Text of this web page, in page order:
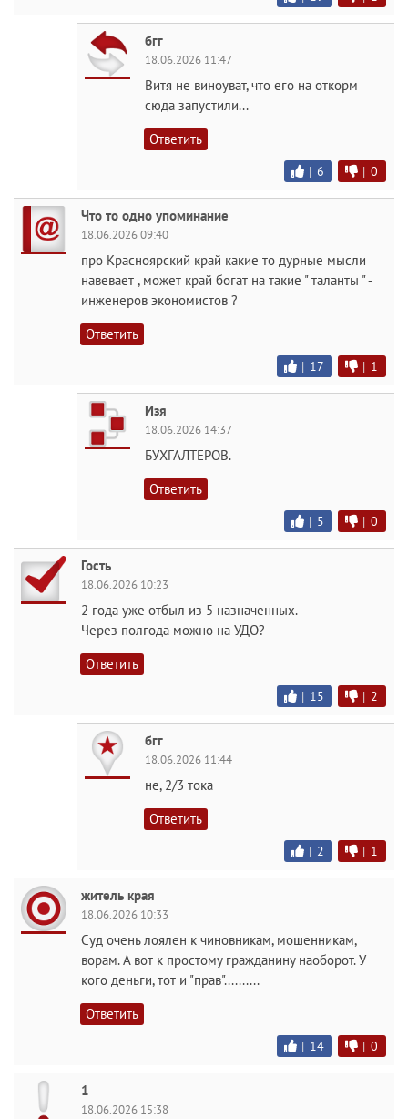
бгг
18.06.2026 11:47
Витя не виноуват, что его на откорм
сюда запустили...
Ответить
| 6 | 0
Что то одно упоминание
18.06.2026 09:40
про Красноярский край какие то дурные мысли
навевает , может край богат на такие " таланты " -
инженеров экономистов ?
Ответить
| 17 | 1
Изя
18.06.2026 14:37
БУХГАЛТЕРОВ.
Ответить
| 5 | 0
Гость
18.06.2026 10:23
2 года уже отбыл из 5 назначенных.
Через полгода можно на УДО?
Ответить
| 15 | 2
бгг
18.06.2026 11:44
не, 2/3 тока
Ответить
| 2 | 1
житель края
18.06.2026 10:33
Суд очень лоялен к чиновникам, мошенникам,
ворам. А вот к простому гражданину наоборот. У
кого деньги, тот и "прав"..........
Ответить
| 14 | 0
1
18.06.2026 15:38